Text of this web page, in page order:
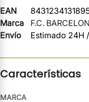
EAN
Marca
F.C.
Envío
Estimado 24H
Características
MARCA